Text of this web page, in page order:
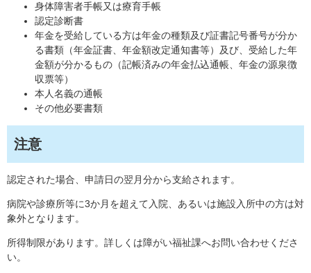
身体障害者手帳又は療育手帳
認定診断書
年金を受給している方は年金の種類及び証書記号番号が分か
る書類（年金証書、年金額改定通知書等）及び、受給した年
金額が分かるもの（記帳済みの年金払込通帳、年金の源泉徴
収票等）
本人名義の通帳
その他必要書類
注意
認定された場合、申請日の翌月分から支給されます。
病院や診療所等に3か月を超えて入院、あるいは施設入所中の方は対
象外となります。
所得制限があります。詳しくは障がい福祉課へお問い合わせくださ
い。